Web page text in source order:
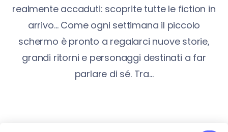
realmente accaduti: scoprite tutte le fiction in
arrivo… Come ogni settimana il piccolo
schermo è pronto a regalarci nuove storie,
grandi ritorni e personaggi destinati a far
parlare di sé. Tra...